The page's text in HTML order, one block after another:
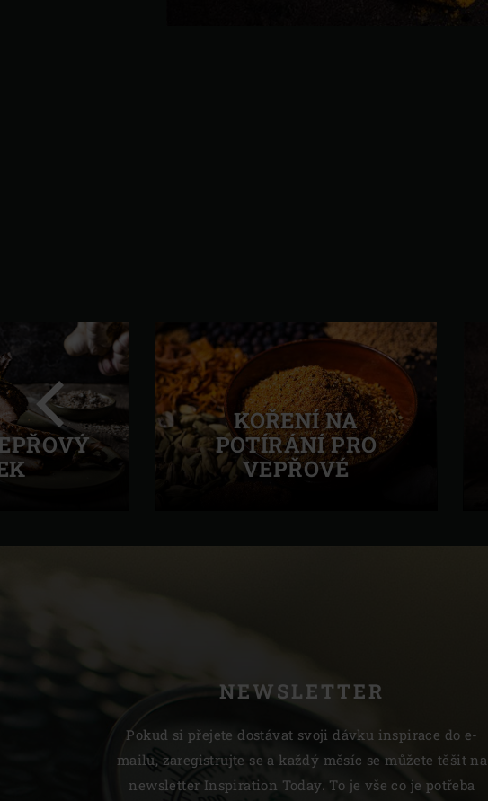
KOŘENÍ NA
POTÍRÁNÍ PRO
VEPŘOVÉ
NEWSLETTER
Pokud si přejete dostávat svoji dávku inspirace do e-
mailu, zaregistrujte se a každý měsíc se můžete těšit na
newsletter Inspiration Today. To je vše co je potřeba